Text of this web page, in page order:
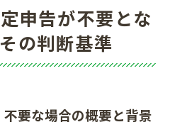
が不要でも得する活用法
定申告不要・必要の判断
申告が不要とな
の判断基準
要な場合の概要と背景